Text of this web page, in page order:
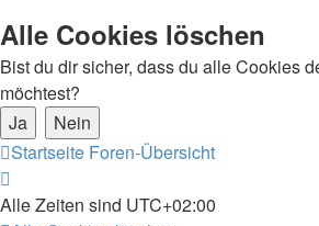
Alle Cookies löschen
Bist du dir sicher, dass du alle Cookies
möchtest?
Startseite Foren-Übersicht
Alle Zeiten sind UTC+02:00